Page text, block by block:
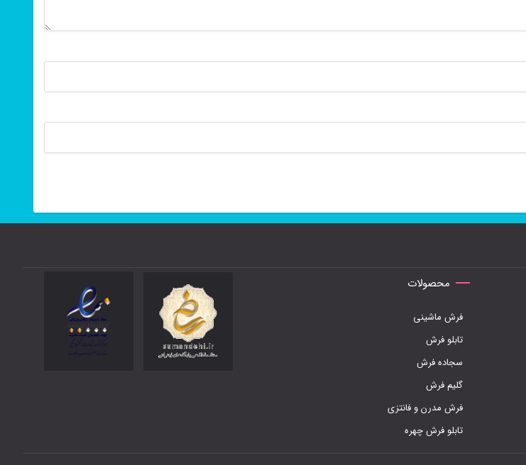
محصولات
فرش ماشینی
تابلو فرش
سجاده فرش
گلیم فرش
فرش مدرن و فانتزی
تابلو فرش چهره